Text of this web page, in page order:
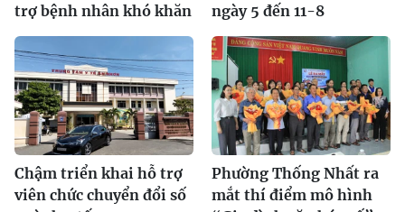
trợ bệnh nhân khó khăn
ngày 5 đến 11-8
Chậm triển khai hỗ trợ
viên chức chuyển đổi số
Phường Thống Nhất ra
mắt thí điểm mô hình